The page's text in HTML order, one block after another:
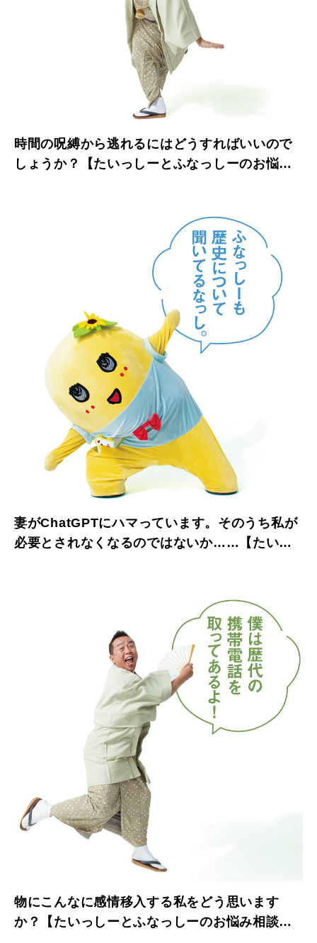
時間の呪縛から逃れるにはどうすればいいので
しょうか？【たいっしーとふなっしーのお悩み
妻がChatGPTにハマっています。そのうち私が
必要とされなくなるのではないか……【たいっ
物にこんなに感情移入する私をどう思います
か？【たいっしーとふなっしーのお悩み相談